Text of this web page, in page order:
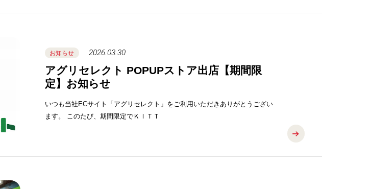
お知らせ 2026.03.30
アグリセレクト POPUPストア出店【期間限
定】お知らせ
いつも当社ECサイト「アグリセレクト」をご利用いただきありがとうござい
ます。 このたび、期間限定でＫＩＴＴ